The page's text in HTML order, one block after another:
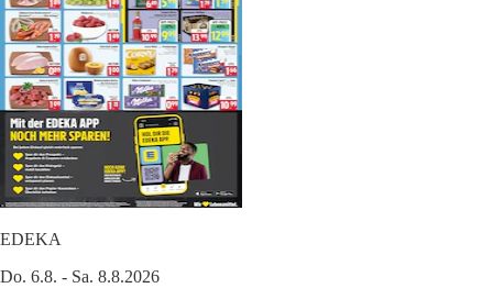
EDEKA
Do. 6.8. - Sa. 8.8.2026